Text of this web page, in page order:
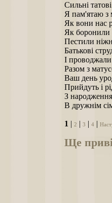
Сильні
Я пам'ятаю з
Як вони нас
Як боронили
Пестили
Батькові
І
Разом з
Ваш день
Прийдуть і
З
В дружнім
1 2 3 4
Ще